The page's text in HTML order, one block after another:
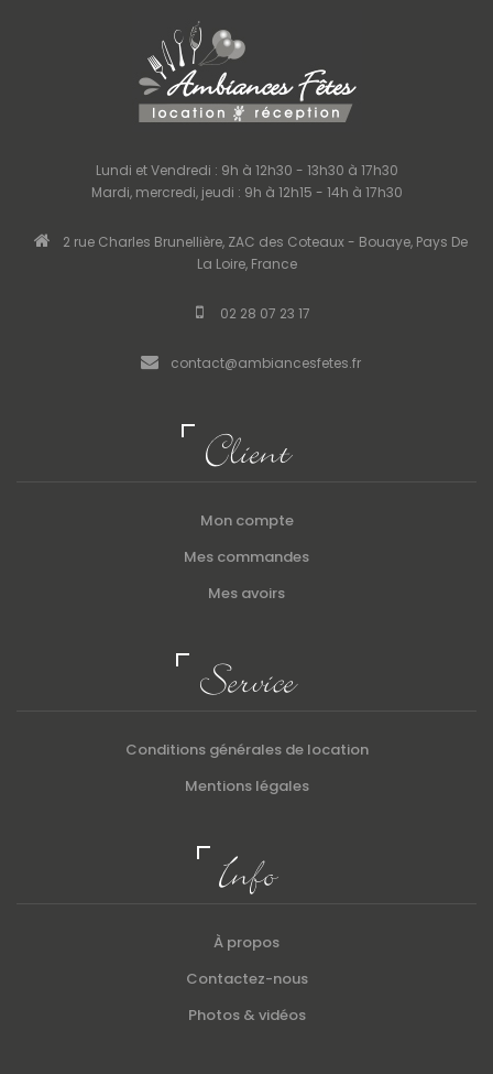
Lundi et Vendredi : 9h à 12h30 - 13h30 à 17h30
Mardi, mercredi, jeudi : 9h à 12h15 - 14h à 17h30
2 rue Charles Brunellière, ZAC des Coteaux - Bouaye, Pays De
La Loire, France
02 28 07 23 17
contact@ambiancesfetes.fr
Client
Mon compte
Mes commandes
Mes avoirs
Service
Conditions générales de location
Mentions légales
Info
À propos
Contactez-nous
Photos & vidéos